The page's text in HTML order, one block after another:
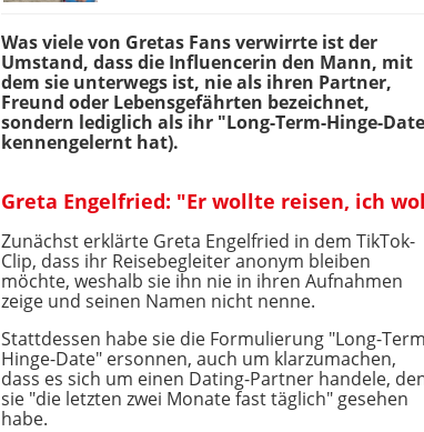
Was viele von Gretas Fans verwirrte ist der
Umstand, dass die Influencerin den Mann, mit
dem sie unterwegs ist, nie als ihren Partner,
Freund oder Lebensgefährten bezeichnet,
sondern lediglich als ihr "Long-Term-Hinge-
kennengelernt hat).
Greta Engelfried: "Er wollte reisen, ich
Zunächst erklärte Greta Engelfried in dem TikTok-
Clip, dass ihr Reisebegleiter anonym bleiben
möchte, weshalb sie ihn nie in ihren Aufnahmen
zeige und seinen Namen nicht nenne.
Stattdessen habe sie die Formulierung "Long-
Hinge-Date" ersonnen, auch um klarzumachen,
dass es sich um einen Dating-Partner handele,
sie "die letzten zwei Monate fast täglich" gesehen
habe.